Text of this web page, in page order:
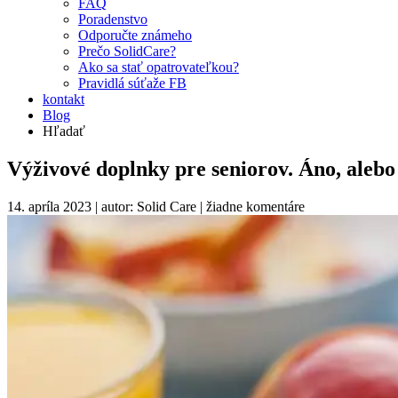
FAQ
Poradenstvo
Odporučte známeho
Prečo SolidCare?
Ako sa stať opatrovateľkou?
Pravidlá súťaže FB
kontakt
Blog
Hľadať
Výživové doplnky pre seniorov. Áno,
14. apríla 2023 | autor: Solid Care | žiadne komentáre